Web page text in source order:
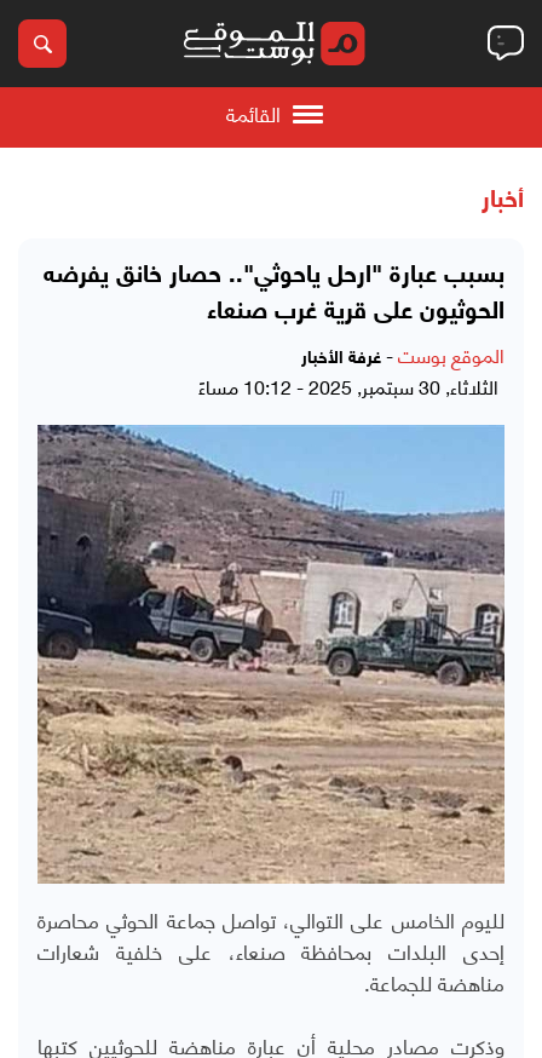
القائمة
أخبار
بسبب عبارة "ارحل ياحوثي".. حصار خانق يفرضه
الحوثيون على قرية غرب صنعاء
الموقع بوست- غرفة الأخبار
الثلاثاء, 30 سبتمبر, 2025 - 10:12 مساءً
لليوم الخامس على التوالي، تواصل جماعة الحوثي محاصرة
إحدى البلدات بمحافظة صنعاء، على خلفية شعارات
مناهضة للجماعة.
وذكرت مصادر محلية أن عبارة مناهضة للحوثيين كتبها